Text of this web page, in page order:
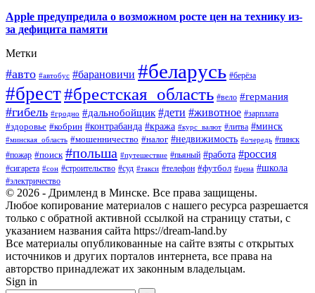
Apple предупредила о возможном росте цен на технику из-
за дефицита памяти
Метки
#авто #автобус #барановичи #беларусь #берёза
#брест#брестская_область #вело #германия
#гибель #гродно #дальнобойщик #дети #животное #зарплата
#здоровье #кобрин #контрабанда #кража #курс_валют #литва #минск
#минская_область #мошенничество #налог #недвижимость #очередь #пинск
#пожар #поиск #польша #путешествие #пьяный #работа #россия
#сигарета #сон #строительство #суд #такси #телефон #футбол #цена #школа
#электричество
© 2026 - Дримленд в Минске. Все права защищены.
Любое копирование материалов с нашего ресурса разрешается
только с обратной активной ссылкой на страницу статьи, с
указанием названия сайта https://dream-land.by
Все материалы опубликованные на сайте взяты с открытых
источников и других порталов интернета, все права на
авторство принадлежат их законным владельцам.
Sign in